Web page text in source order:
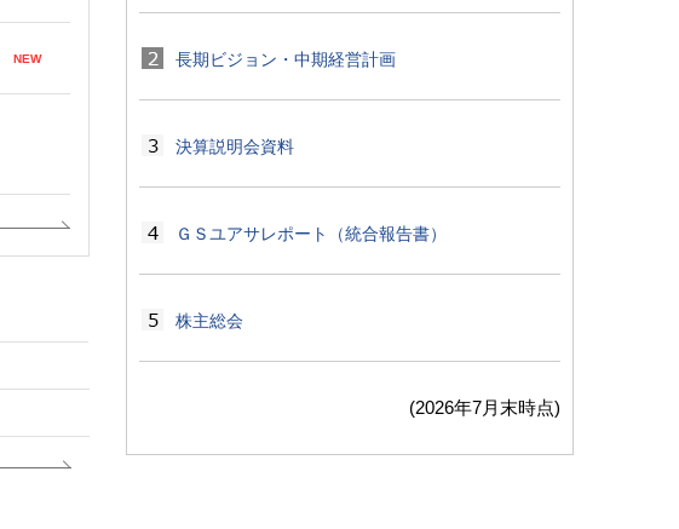
長期ビジョン・中期経営計画
決算説明会資料
ＧＳユアサレポート（統合報告書）
株主総会
(2026年7月末時点)